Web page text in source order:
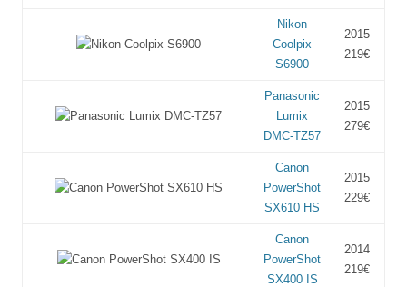
Nikon
Coolpix
S6900
2015
219€
Panasonic
Lumix
DMC-TZ57
2015
279€
Canon
PowerShot
SX610 HS
2015
229€
Canon
PowerShot
SX400 IS
2014
219€